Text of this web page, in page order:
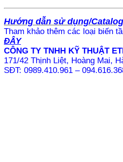
Hướng dẫn sử dụng/Catalog
Tham khảo thêm các loại biến
ĐÂY
CÔNG TY TNHH KỸ THUẬT
171/42 Thịnh Liệt, Hoàng Mai,
SĐT: 0989.410.961 –